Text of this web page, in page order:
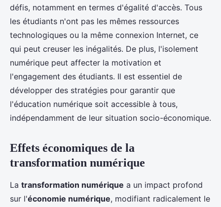
défis, notamment en termes d'égalité d'accès. Tous
les étudiants n'ont pas les mêmes ressources
technologiques ou la même connexion Internet, ce
qui peut creuser les inégalités. De plus, l'isolement
numérique peut affecter la motivation et
l'engagement des étudiants. Il est essentiel de
développer des stratégies pour garantir que
l'éducation numérique soit accessible à tous,
indépendamment de leur situation socio-économique.
Effets économiques de la
transformation numérique
La transformation numérique a un impact profond
sur l'économie numérique, modifiant radicalement le